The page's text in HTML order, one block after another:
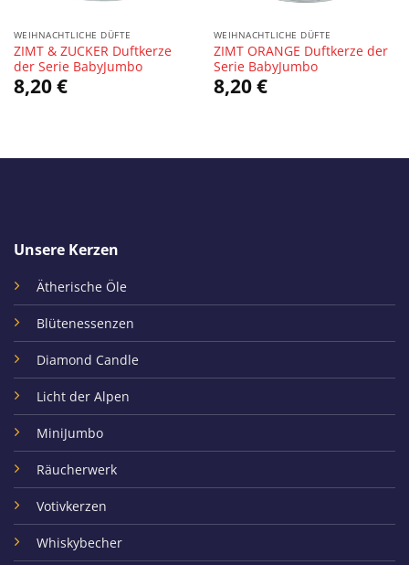
WEIHNACHTLICHE DÜFTE
ZIMT & ZUCKER Duftkerze
der Serie BabyJumbo
8,20€
WEIHNACHTLICHE DÜFTE
ZIMT ORANGE Duftkerze der
Serie BabyJumbo
8,20€
Unsere Kerzen
Ätherische Öle
Blütenessenzen
Diamond Candle
Licht der Alpen
MiniJumbo
Räucherwerk
Votivkerzen
Whiskybecher